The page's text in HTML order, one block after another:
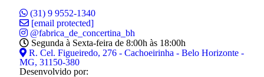
(31) 9 9552-1340
[email protected]
@fabrica_de_concertina_bh
Segunda à Sexta-feira de 8:00h às 18:00h
R. Cel. Figueiredo, 276 - Cachoeirinha - Belo Horizonte -
MG, 31150-380
Desenvolvido por: